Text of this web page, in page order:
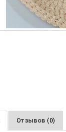
Отзывов (0)